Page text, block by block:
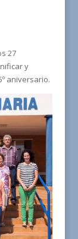
27
y
aniversario.